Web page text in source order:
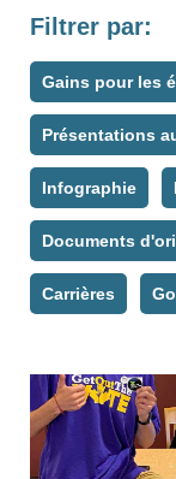
Filtrer par:
Gains pour les
Présentations
Infographie
Documents
Carrières